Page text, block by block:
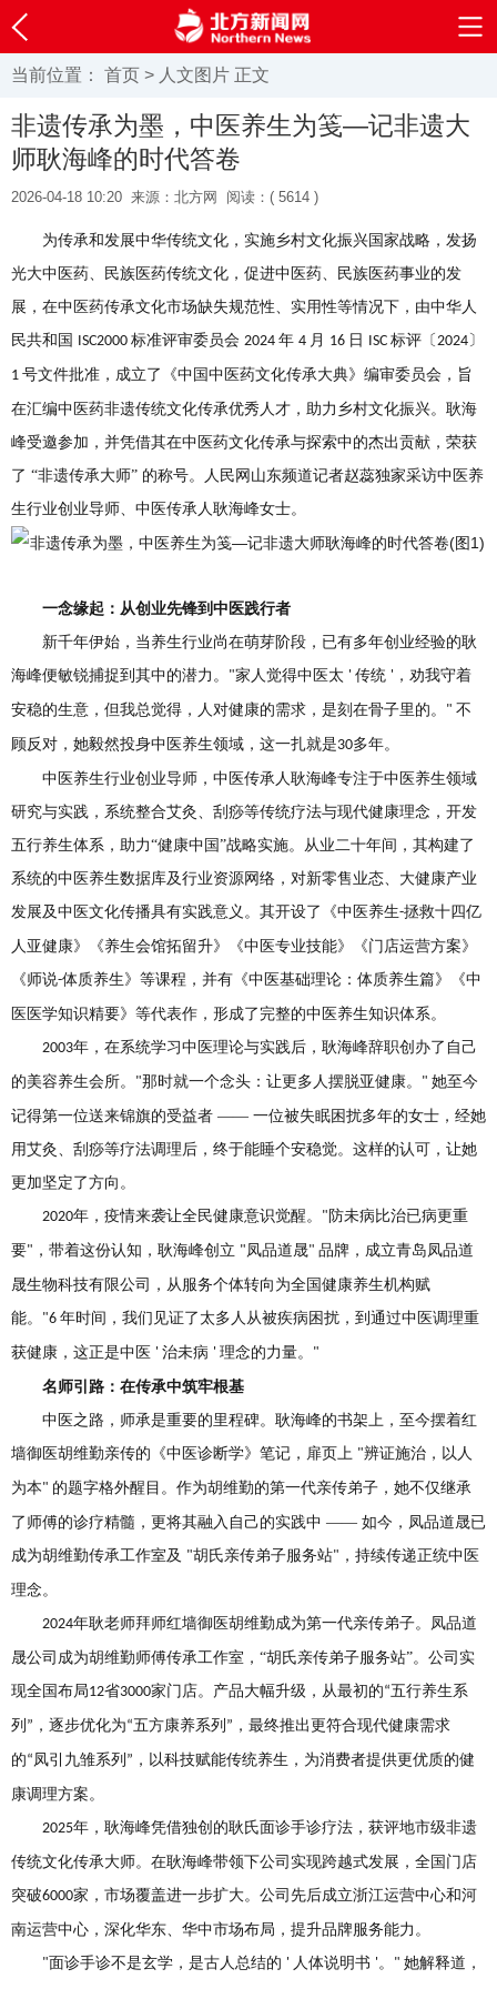
当前位置： 首页 > 人文图片 正文
非遗传承为墨，中医养生为笺—记非遗大
师耿海峰的时代答卷
2026-04-18 10:20 来源：北方网 阅读：( 5614 )
为传承和发展中华传统文化，实施乡村文化振兴国家战略，发扬
光大中医药、民族医药传统文化，促进中医药、民族医药事业的发
展，在中医药传承文化市场缺失规范性、实用性等情况下，由中华人
民共和国 ISC2000 标准评审委员会 2024 年 4 月 16 日 ISC 标评〔 2024 〕
1 号文件批准，成立了《中国中医药文化传承大典》编审委员会，旨
在汇编中医药非遗传统文化传承优秀人才，助力乡村文化振兴。耿海
峰受邀参加，并凭借其在中医药文化传承与探索中的杰出贡献，荣获
了 “非遗传承大师” 的称号。
人民网山东频道记者赵蕊独家采访中医养
生行业创业导师、中医传承人耿海峰女士。
一念缘起：从创业先锋到中医践行者
新千年伊始，当养生行业尚在萌芽阶段，已有多年创业经验的耿
海峰便敏锐捕捉到其中的潜力。 "家人觉得中医太 ' 传统 ' ，劝我守着
安稳的生意，但我总觉得，人对健康的需求，是刻在骨子里的。 " 不
顾反对，她毅然投身中医养生领域，这一扎就是30多年。
中医养生行业创业导师，中医传承人耿海峰专注于中医养生领域
研究与实践， 系统整合艾灸、刮痧等传统疗法与现代健康理念，开发
五行养生体系 ， 助力“健康中国 ”战略实施。从业二十年间， 其构建了
系统的中医养生数据库及行业资源网络，对新零售业态、大健康产业
发展及中医文化传播具有实践意义。其开设了《中医养生-拯救十四亿
人亚健康》《养生会馆拓留升》《中医专业技能》《门店运营方案》
《师说-体质养生》等课程，并有《中医基础理论：体质养生篇》《中
医医学知识精要》等代表作，形成了完整的中医养生知识体系。
2003年，在系统学习中医理论与实践后，耿海峰辞职创办了自己
的美容养生会所。 "那时就一个念头：让更多人摆脱亚健康。 " 她至今
记得第一位送来锦旗的受益者 —— 一位被失眠困扰多年的女士，经她
用艾灸、刮痧等疗法调理后，终于能睡个安稳觉。这样的认可，让她
更加坚定了方向。
2020年，疫情来袭让全民健康意识觉醒。 " 防未病比治已病更重
要" ，带着这份认知，耿海峰创立 "凤品道晟" 品牌，成立青岛凤品道
晟生物科技有限公司，从服务个体转向为全国健康养生机构赋
能。 "6 年时间，我们见证了太多人从被疾病困扰，到通过中医调理重
获健康，这正是中医 ' 治未病 ' 理念的力量。 "
名师引路：在传承中筑牢根基
中医之路，师承是重要的里程碑。耿海峰的书架上，至今摆着红
墙御医胡维勤亲传的《中医诊断学》笔记，扉页上 "辨证施治，以人
为本" 的题字格外醒目。作为胡维勤的第一代亲传弟子，她不仅继承
了师傅的诊疗精髓，更将其融入自己的实践中 —— 如今，凤品道晟已
成为胡维勤传承工作室及 "胡氏亲传弟子服务站" ，持续传递正统中医
理念。
2024年耿老师拜师红墙御医胡维勤成为第一代亲传弟子。凤品道
晟公司成为胡维勤师傅传承工作室， “胡氏亲传弟子服务站”。公司 实
现全国布局12省3000家门店。产品大幅升级，从最初的“五行养生系
列 ” ，逐步优化为“五方康养系列 ” ，最终推出更符合现代健康需求
的“凤引九雏系列 ” ，以科技赋能传统养生 ，为消费者提供更优质的健
康调理方案。
2025年，耿海峰凭借独创的耿氏面诊手诊疗法，获评地市级非遗
传统文化传承大师。 在耿海峰带领下公司实现跨越式发展，全国门店
突破6000家，市场覆盖进一步扩大。公司先后成立浙江运营中心和河
南运营中心，深化华东、华中市场布局，提升品牌服务能力。
"面诊手诊不是玄学，是古人总结的 ' 人体说明书 '。 " 她解释道，